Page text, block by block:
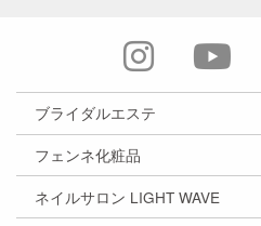
ブライダルエステ
フェンネ化粧品
ネイルサロン LIGHT WAVE